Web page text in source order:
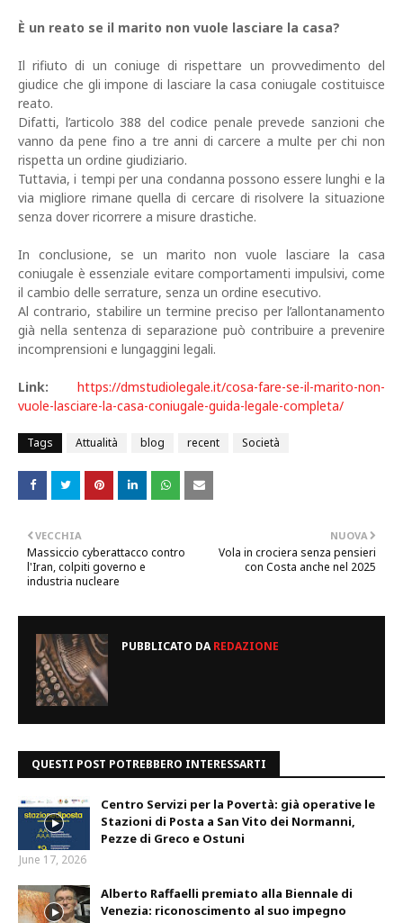
È un reato se il marito non vuole lasciare la casa?
Il rifiuto di un coniuge di rispettare un provvedimento del
giudice che gli impone di lasciare la casa coniugale costituisce
reato.
Difatti, l’articolo 388 del codice penale prevede sanzioni che
vanno da pene fino a tre anni di carcere a multe per chi non
rispetta un ordine giudiziario.
Tuttavia, i tempi per una condanna possono essere lunghi e la
via migliore rimane quella di cercare di risolvere la situazione
senza dover ricorrere a misure drastiche.
In conclusione, se un marito non vuole lasciare la casa
coniugale è essenziale evitare comportamenti impulsivi, come
il cambio delle serrature, senza un ordine esecutivo.
Al contrario, stabilire un termine preciso per l’allontanamento
già nella sentenza di separazione può contribuire a prevenire
incomprensioni e lungaggini legali.
Link:
https://dmstudiolegale.it/cosa-fare-se-il-marito-non-
vuole-lasciare-la-casa-coniugale-guida-legale-completa/
Tags Attualità blog recent Società
NUOVA
Vola in crociera senza pensieri
con Costa anche nel 2025
VECCHIA
Massiccio cyberattacco contro
l'Iran, colpiti governo e
industria nucleare
PUBBLICATO DAREDAZIONE
QUESTI POST POTREBBERO INTERESSARTI
Centro Servizi per la Povertà: già operative le
Stazioni di Posta a San Vito dei Normanni,
Pezze di Greco e Ostuni
June 17, 2026
Alberto Raffaelli premiato alla Biennale di
Venezia: riconoscimento al suo impegno